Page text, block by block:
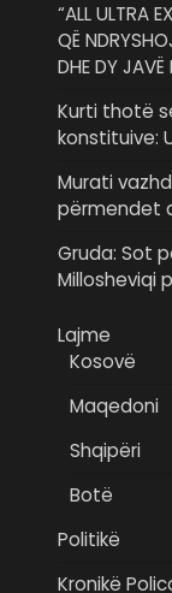
“ALL ULTRA
QË
DHE DY JAVË
Kurti thotë
konstituive:
Murati
përmendet
Gruda: Sot
Millosheviqi
Lajme
Kosovë
Maqedoni
Shqipëri
Botë
Politikë
Kronikë